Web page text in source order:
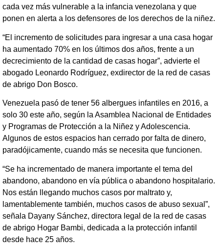
cada vez más vulnerable a la infancia venezolana y que
ponen en alerta a los defensores de los derechos de la niñez.
“El incremento de solicitudes para ingresar a una casa hogar
ha aumentado 70% en los últimos dos años, frente a un
decrecimiento de la cantidad de casas hogar”, advierte el
abogado Leonardo Rodríguez, exdirector de la red de casas
de abrigo Don Bosco.
Venezuela pasó de tener 56 albergues infantiles en 2016, a
solo 30 este año, según la Asamblea Nacional de Entidades
y Programas de Protección a la Niñez y Adolescencia.
Algunos de estos espacios han cerrado por falta de dinero,
paradójicamente, cuando más se necesita que funcionen.
“Se ha incrementado de manera importante el tema del
abandono, abandono en vía pública o abandono hospitalario.
Nos están llegando muchos casos por maltrato y,
lamentablemente también, muchos casos de abuso sexual”,
señala Dayany Sánchez, directora legal de la red de casas
de abrigo Hogar Bambi, dedicada a la protección infantil
desde hace 25 años.